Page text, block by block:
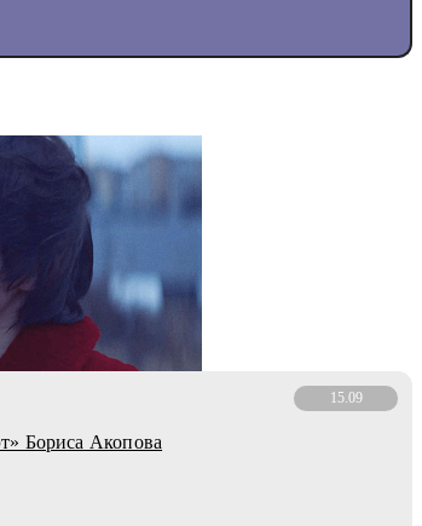
15.09
Бориса Акопова